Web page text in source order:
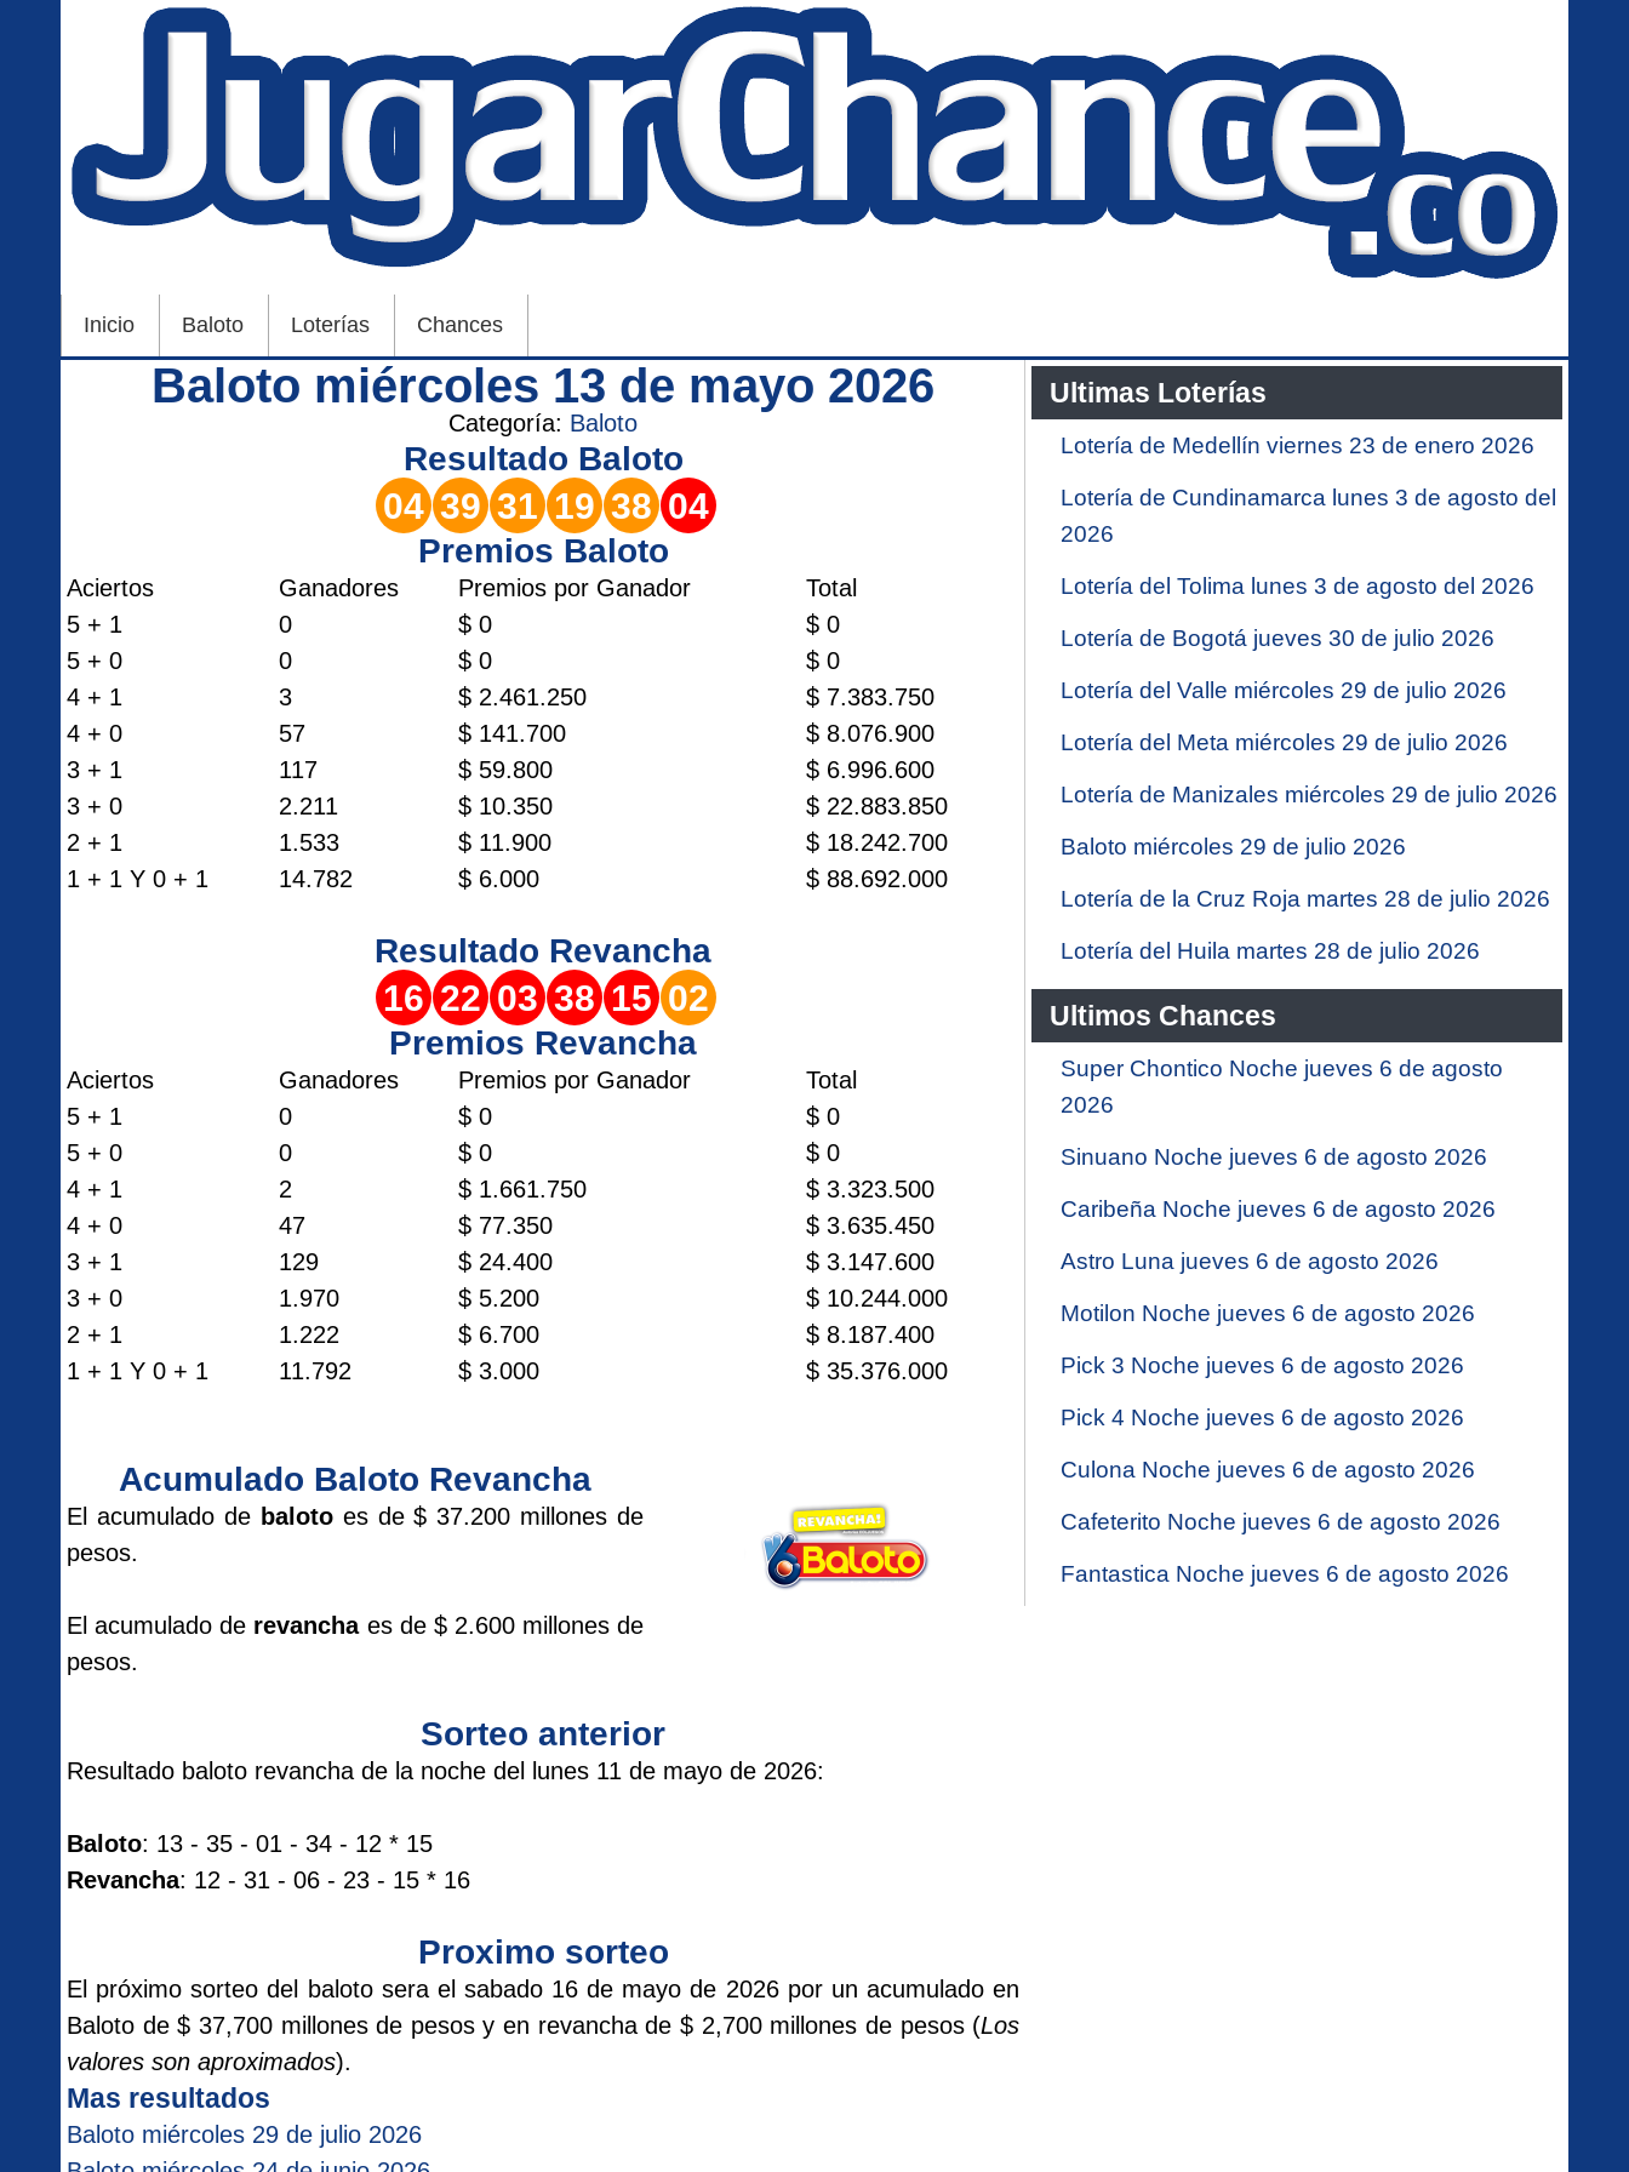
Inicio Baloto Loterías Chances
Baloto miércoles 13 de mayo 2026
Categoría: Baloto
Resultado Baloto
04 39 31 19 38 04
Premios Baloto
Aciertos Ganadores Premios por Ganador
Total
5 + 1
0 $ 0
$ 0
5 + 0
0 $ 0
$ 0
4 + 1
3 $ 2.461.250
$ 7.383.750
4 + 0
57 $ 141.700
$ 8.076.900
3 + 1
117 $ 59.800
$ 6.996.600
3 + 0
2.211 $ 10.350
$ 22.883.850
2 + 1
1.533 $ 11.900
$ 18.242.700
1 + 1 Y 0 + 1
14.782 $ 6.000 $ 88.692.000
Resultado Revancha
16 22 03 38 15 02
Premios Revancha
Aciertos Ganadores Premios por Ganador
Total
5 + 1
0 $ 0
$ 0
5 + 0
0 $ 0
$ 0
4 + 1
2 $ 1.661.750
$ 3.323.500
4 + 0
47 $ 77.350
$ 3.635.450
3 + 1
129 $ 24.400
$ 3.147.600
3 + 0
1.970 $ 5.200
$ 10.244.000
2 + 1
1.222 $ 6.700
$ 8.187.400
1 + 1 Y 0 + 1
11.792 $ 3.000 $ 35.376.000
Acumulado Baloto Revancha
El acumulado de balotoes de $ 37.200 millones de
pesos.
El acumulado de revanchaes de $ 2.600 millones de
pesos.
Sorteo anterior
Resultado baloto revancha de la noche del lunes 11 de mayo de 2026:
Baloto: 13 - 35 - 01 - 34 - 12 * 15
Revancha: 12 - 31 - 06 - 23 - 15 * 16
Proximo sorteo
El próximo sorteo del baloto sera el sabado 16 de mayo de 2026 por un acumulado en
Baloto de $ 37,700 millones de pesos y en revancha de $ 2,700 millones de pesos (Los
valores son aproximados).
Mas resultados
Baloto miércoles 29 de julio 2026
Ultimas Loterías
Lotería de Medellín viernes 23 de enero 2026
Lotería de Cundinamarca lunes 3 de agosto del
2026
Lotería del Tolima lunes 3 de agosto del 2026
Lotería de Bogotá jueves 30 de julio 2026
Lotería del Valle miércoles 29 de julio 2026
Lotería del Meta miércoles 29 de julio 2026
Lotería de Manizales miércoles 29 de julio 2026
Baloto miércoles 29 de julio 2026
Lotería de la Cruz Roja martes 28 de julio 2026
Lotería del Huila martes 28 de julio 2026
Ultimos Chances
Super Chontico Noche jueves 6 de agosto
2026
Sinuano Noche jueves 6 de agosto 2026
Caribeña Noche jueves 6 de agosto 2026
Astro Luna jueves 6 de agosto 2026
Motilon Noche jueves 6 de agosto 2026
Pick 3 Noche jueves 6 de agosto 2026
Pick 4 Noche jueves 6 de agosto 2026
Culona Noche jueves 6 de agosto 2026
Cafeterito Noche jueves 6 de agosto 2026
Fantastica Noche jueves 6 de agosto 2026